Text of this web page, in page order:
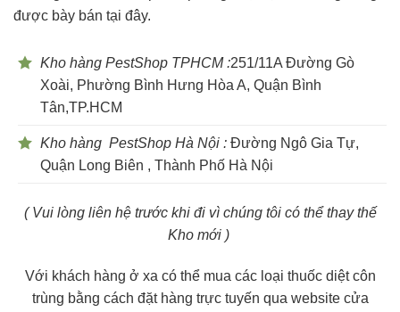
được bày bán tại đây.
Kho hàng PestShop TPHCM :251/11A Đường Gò
Xoài, Phường Bình Hưng Hòa A, Quận Bình
Tân,TP.HCM
Kho hàng PestShop Hà Nội : Đường Ngô Gia Tự,
Quận Long Biên , Thành Phố Hà Nội
( Vui lòng liên hệ trước khi đi vì chúng tôi có thể thay thế
Kho mới )
Với khách hàng ở xa có thể mua các loại thuốc diệt côn
trùng bằng cách đặt hàng trực tuyến qua website cửa